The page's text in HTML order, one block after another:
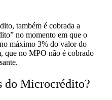
também é cobrada a
” no momento em que o
máximo 3% do valor do
que no MPO não é cobrado
do Microcrédito?